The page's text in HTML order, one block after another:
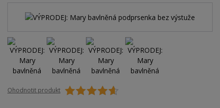
Ohodnotit produkt